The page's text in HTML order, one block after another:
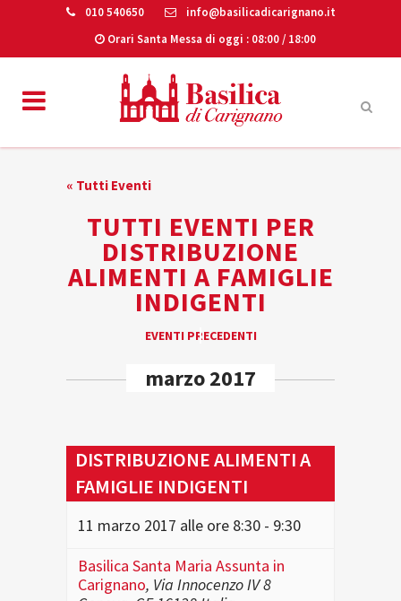
010 540650
info@basilicadicarignano.it
Orari Santa Messa di oggi : 08:00 / 18:00
« Tutti Eventi
TUTTI EVENTI PER
DISTRIBUZIONE
ALIMENTI A FAMIGLIE
INDIGENTI
NAVIGATION
EVENTI PRECEDENTI
marzo 2017
DISTRIBUZIONE ALIMENTI A
FAMIGLIE INDIGENTI
11 marzo 2017 alle ore 8:30 - 9:30
Basilica Santa Maria Assunta in
Carignano, Via Innocenzo IV 8